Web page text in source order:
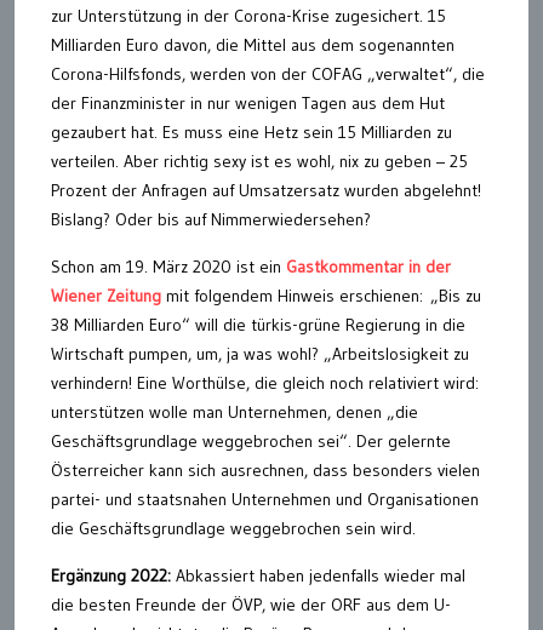
zur Unterstützung in der Corona-Krise zugesichert. 15
Milliarden Euro davon, die Mittel aus dem sogenannten
Corona-Hilfsfonds, werden von der COFAG „verwaltet“, die
der Finanzminister in nur wenigen Tagen aus dem Hut
gezaubert hat. Es muss eine Hetz sein 15 Milliarden zu
verteilen. Aber richtig sexy ist es wohl, nix zu geben – 25
Prozent der Anfragen auf Umsatzersatz wurden abgelehnt!
Bislang? Oder bis auf Nimmerwiedersehen?
Schon am 19. März 2020 ist ein Gastkommentar in der
Wiener Zeitung mit folgendem Hinweis erschienen: „Bis zu
38 Milliarden Euro“ will die türkis-grüne Regierung in die
Wirtschaft pumpen, um, ja was wohl? „Arbeitslosigkeit zu
verhindern! Eine Worthülse, die gleich noch relativiert wird:
unterstützen wolle man Unternehmen, denen „die
Geschäftsgrundlage weggebrochen sei“. Der gelernte
Österreicher kann sich ausrechnen, dass besonders vielen
partei- und staatsnahen Unternehmen und Organisationen
die Geschäftsgrundlage weggebrochen sein wird.
Ergänzung 2022: Abkassiert haben jedenfalls wieder mal
die besten Freunde der ÖVP, wie der ORF aus dem U-